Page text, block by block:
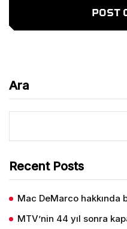
Ara
Recent Posts
Mac DeMarco hakkında
MTV’nin 44 yıl sonra